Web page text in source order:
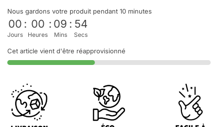
Nous gardons votre produit pendant 10 minutes
00
Jours
: 00
Heures
: 09
Mins
: 54
Secs
Cet article vient d'être réapprovisionné